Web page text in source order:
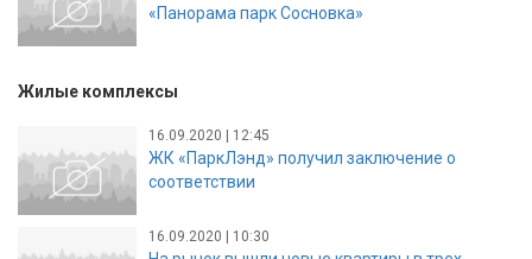
«Панорама парк Сосновка»
Жилые комплексы
16.09.2020 | 12:45
ЖК «ПаркЛэнд» получил заключение о
соответствии
16.09.2020 | 10:30